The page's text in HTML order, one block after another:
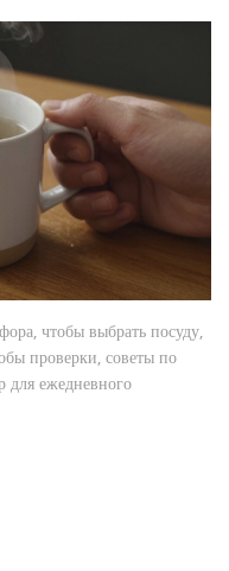
чтобы выбрать посуду,
проверки, советы по
ежедневного